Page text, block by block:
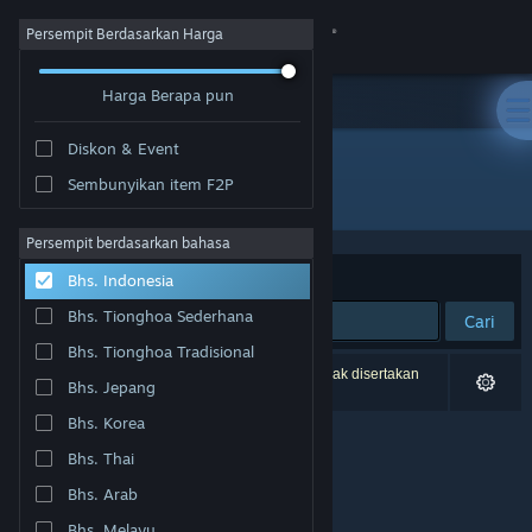
Login
Tentang
Bantuan
Ubah bahasa
Dapatkan Aplikasi Seluler Steam
Lihat situs web desktop
Persempit Berdasarkan Harga
Harga Berapa pun
Diskon & Event
Sembunyikan item F2P
Persempit berdasarkan bahasa
Bhs. Indonesia
Bhs. Tionghoa Sederhana
Bhs. Tionghoa Tradisional
Bhs. Jepang
Bhs. Korea
Bhs. Thai
Bhs. Arab
Pengembang: CPU Dreams
Berdasarkan Relevansi
Cari
0 hasil cocok dengan pencarianmu. 1 produk tidak disertakan
berdasarkan preferensimu.